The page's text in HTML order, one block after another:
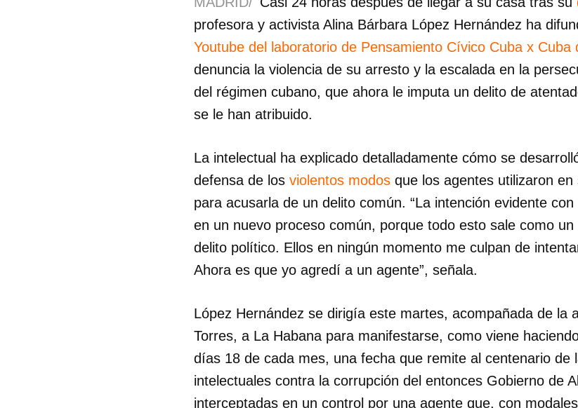
profesora y activista Alina Bárbara López Hernández ha
Youtube del laboratorio de Pensamiento Cívico Cuba x Cuba
denuncia la violencia de su arresto y la escalada en la
del régimen cubano, que ahora le imputa un delito de
se le han atribuido.
La intelectual ha explicado detalladamente cómo se
defensa de los violentos modos que los agentes utilizaron
para acusarla de un delito común. “La intención evidente
en un nuevo proceso común, porque todo esto sale como
delito político. Ellos en ningún momento me culpan de
Ahora es que yo agredí a un agente”, señala.
López Hernández se dirigía este martes, acompañada de la
Torres, a La Habana para manifestarse, como viene
días 18 de cada mes, una fecha que remite al centenario de
intelectuales contra la corrupción del entonces Gobierno de
interceptadas en un control por una agente que, con